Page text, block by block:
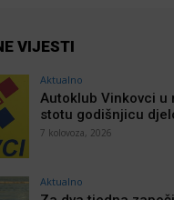
VIJESTI
Aktualno
Autoklub Vinkovci u
stotu godišnjicu
7 kolovoza, 2026
Aktualno